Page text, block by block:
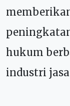
hukum
industri